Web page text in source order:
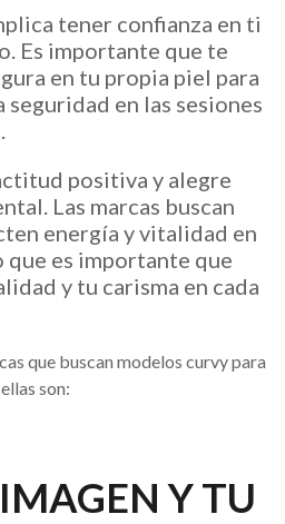
tener confianza en ti
Es importante que te
en tu propia piel para
en las sesiones
positiva y alegre
Las marcas buscan
energía y vitalidad en
que es importante que
y tu carisma en cada
que buscan modelos curvy para
son:
Y TU